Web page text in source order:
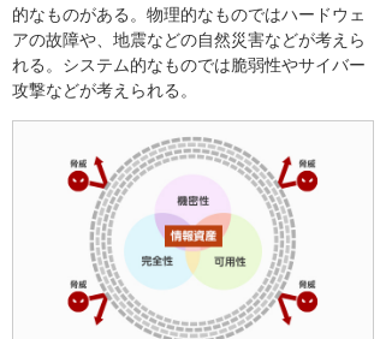
的なものがある。物理的なものではハードウェ
アの故障や、地震などの自然災害などが考えら
れる。システム的なものでは脆弱性やサイバー
攻撃などが考えられる。